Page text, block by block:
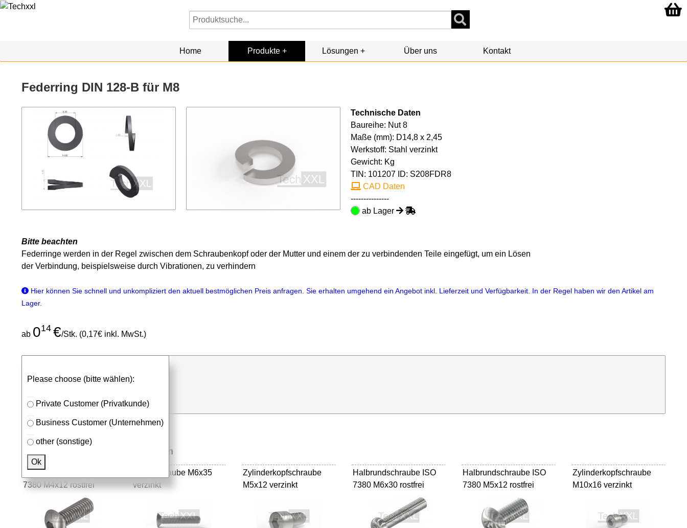
Home Produkte Lösungen Über uns Kontakt
Federring DIN 128-B für M8
Technische Daten
Baureihe: Nut 8
Maße (mm): D14,8 x 2,45
Werkstoff: Stahl verzinkt
Gewicht: Kg
TIN: 101207 ID: S208FDR8
CAD Daten
---------------
ab Lager
Bitte beachten
Federringe werden in der Regel zwischen dem Schraubenkopf oder der Mutter und einem der zu verbindenden Teile eingefügt, um ein Lösen
der Verbindung, beispielsweise durch Vibrationen, zu verhindern
Hier können Sie schnell und unkompliziert den aktuell bestmöglichen Preis anfragen. Sie erhalten umgehend ein Angebot inkl. Lieferzeit und Verfügbarkeit. In der Regel haben wir den Artikel am
Lager.
ab 014 €/Stk. (0,17€ inkl. MwSt.)
Please choose (bitte wählen):
Private Customer (Privatkunde)
Business Customer (Unternehmen)
other (sonstige)
Ok
⮮
Stk. in Anfrageliste
Schrauben
Halbrundschraube ISO
7380 M4x12 rostfrei
Senkschraube M6x35
verzinkt
Zylinderkopfschraube
M5x12 verzinkt
Halbrundschraube ISO
7380 M6x30 rostfrei
Halbrundschraube ISO
7380 M5x12 rostfrei
Zylinderkopfschraube
M10x16 verzinkt